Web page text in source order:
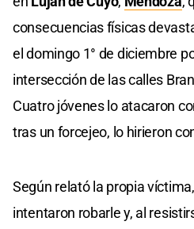
consecuencias físicas
el domingo 1° de diciembre
intersección de las calles
Cuatro jóvenes lo atacaron
tras un forcejeo, lo hirieron
Según relató la propia
intentaron robarle y, al